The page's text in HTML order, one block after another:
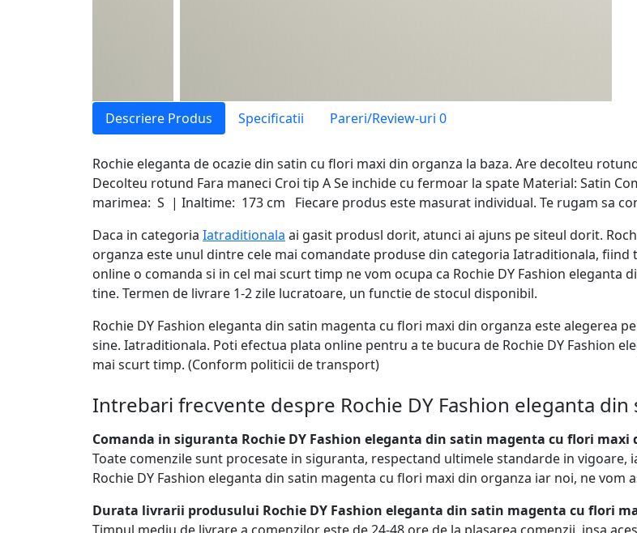
Descriere Produs Specificatii Pareri/Review-uri 0
Rochie eleganta de ocazie din satin cu flori maxi din organza la baza. Are decolteu
Decolteu rotund Fara maneci Croi tip A Se inchide cu fermoar la spate Material: Satin
marimea: S | Inaltime: 173 cm Fiecare produs este masurat individual. Te rugam sa
Daca in categoria Iatraditionala ai gasit produsl dorit, atunci ai ajuns pe siteul dorit.
organza este unul dintre cele mai comandate produse din categoria Iatraditionala,
online o comanda si in cel mai scurt timp ne vom ocupa ca Rochie DY Fashion
tine. Termen de livrare 1-2 zile lucratoare, un functie de stocul disponibil.
Rochie DY Fashion eleganta din satin magenta cu flori maxi din organza este alegerea
sine. Iatraditionala. Poti efectua plata online pentru a te bucura de Rochie DY Fashion
mai scurt timp. (Conform politicii de transport)
Intrebari frecvente despre Rochie DY Fashion eleganta
Comanda in siguranta Rochie DY Fashion eleganta din satin magenta cu flori maxi
Toate comenzile sunt procesate in siguranta, respectand ultimele standarde in vigoare,
Rochie DY Fashion eleganta din satin magenta cu flori maxi din organza iar noi, ne vom
Durata livrarii produsului Rochie DY Fashion eleganta din satin magenta cu flori